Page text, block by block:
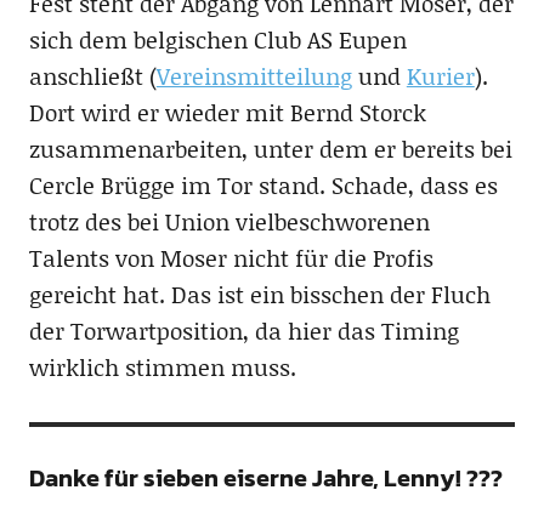
sich dem belgischen Club AS Eupen
anschließt (VereinsmitteilungundKurier).
Dort wird er wieder mit Bernd Storck
zusammenarbeiten, unter dem er bereits bei
Cercle Brügge im Tor stand. Schade, dass es
trotz des bei Union vielbeschworenen
Talents von Moser nicht für die Profis
gereicht hat. Das ist ein bisschen der Fluch
der Torwartposition, da hier das Timing
wirklich stimmen muss.
Danke für sieben eiserne Jahre, Lenny! ???